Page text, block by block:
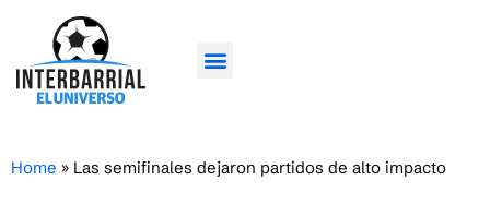
Home » Las semifinales dejaron partidos de alto impacto